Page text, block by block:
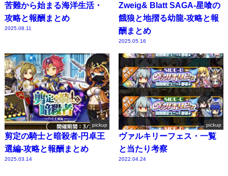
苦難から始まる海洋生活・
攻略と報酬まとめ
2025.08.11
Zweig& Blatt SAGA-星喰の
餓狼と地摺る幼龍-攻略と報
酬まとめ
2025.05.16
pickup
剪定の騎士と暗殺者-円卓王
選編-攻略と報酬まとめ
2025.03.14
pickup
ヴァルキリーフェス・一覧
と当たり考察
2022.04.24